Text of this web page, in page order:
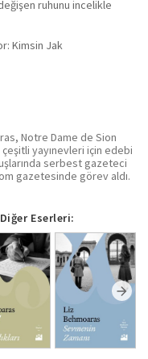
ruhunu incelikle
Kimsin Jak
Notre Dame de Sion
yayınevleri için edebi
serbest gazeteci
gazetesinde görev aldı.
Eserleri: